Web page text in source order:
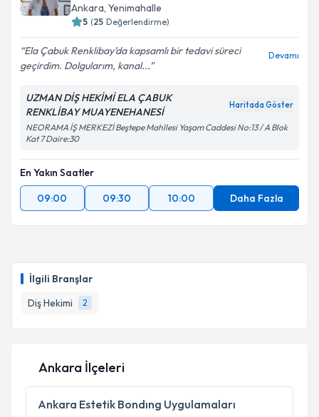
İlgili Branşlar
Diş Hekimi
2
Ankara, Yenimahalle
5 (25 Değerlendirme)
Ela Çabuk Renklibay’da kapsamlı bir tedavi süreci
geçirdim. Dolgularım, kanal...
Devamı
UZMAN DİŞ HEKİMİ ELA ÇABUK
RENKLİBAY MUAYENEHANESİ
Haritada Göster
NEORAMA İŞ MERKEZİ Beştepe Mahllesi Yaşam Caddesi No:13 / A Blok
Kat 7 Daire:30
En Yakın Saatler
09:00
09:30 10:00 Daha Fazla
Ankara İlçeleri
Ankara Estetik Bondıng Uygulamaları